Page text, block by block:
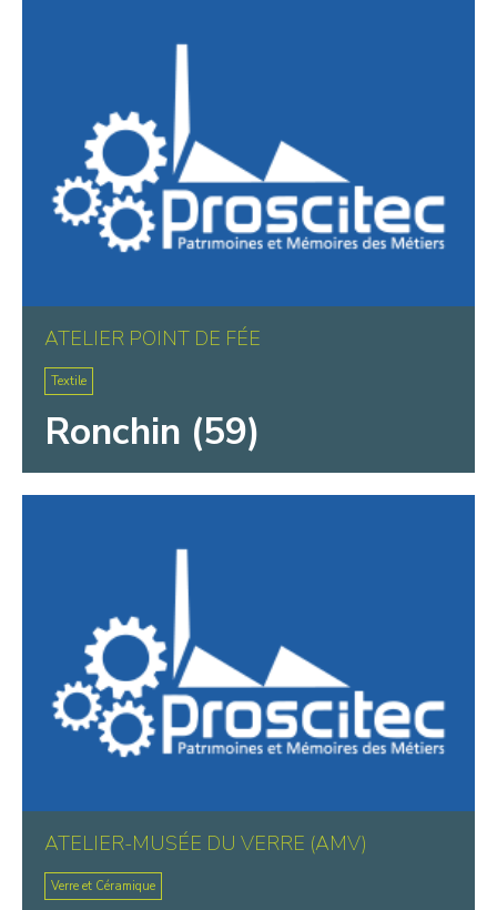
ATELIER POINT DE FÉE
Textile
Ronchin (59)
ATELIER-MUSÉE DU VERRE (AMV)
Verre et Céramique